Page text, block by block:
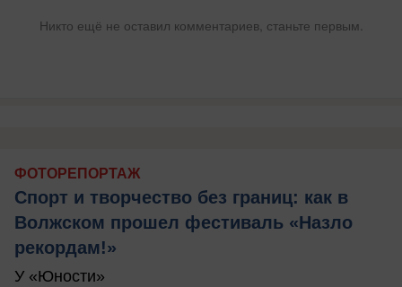
Никто ещё не оставил комментариев, станьте первым.
ФОТОРЕПОРТАЖ
Спорт и творчество без границ: как в
Волжском прошел фестиваль «Назло
рекордам!»
У «Юности»